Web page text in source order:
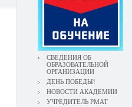
СВЕДЕНИЯ ОБ
ОБРАЗОВАТЕЛЬНОЙ
ОРГАНИЗАЦИИ
ДЕНЬ ПОБЕДЫ!
НОВОСТИ АКАДЕМИИ
УЧРЕДИТЕЛЬ РМАТ